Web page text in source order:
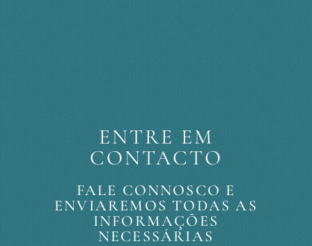
ENTRE EM
CONTACTO
FALE CONNOSCO E
ENVIAREMOS TODAS AS
INFORMAÇÕES
NECESSÁRIAS